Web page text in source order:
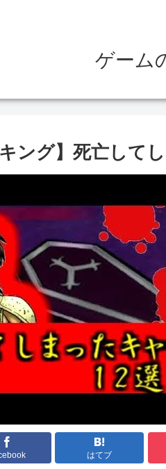
ゲーム
キング】死亡し
はてブ